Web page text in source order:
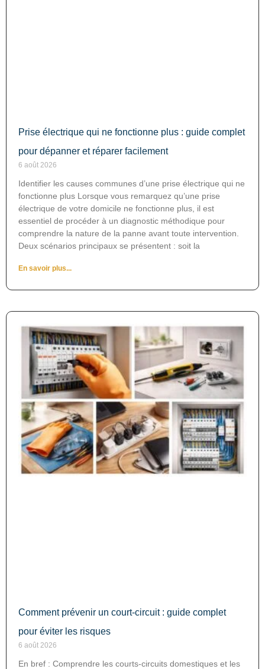
Prise électrique qui ne fonctionne plus : guide complet
pour dépanner et réparer facilement
6 août 2026
Identifier les causes communes d’une prise électrique qui ne
fonctionne plus Lorsque vous remarquez qu’une prise
électrique de votre domicile ne fonctionne plus, il est
essentiel de procéder à un diagnostic méthodique pour
comprendre la nature de la panne avant toute intervention.
Deux scénarios principaux se présentent : soit la
En savoir plus...
Comment prévenir un court-circuit : guide complet
pour éviter les risques
6 août 2026
En bref : Comprendre les courts-circuits domestiques et les